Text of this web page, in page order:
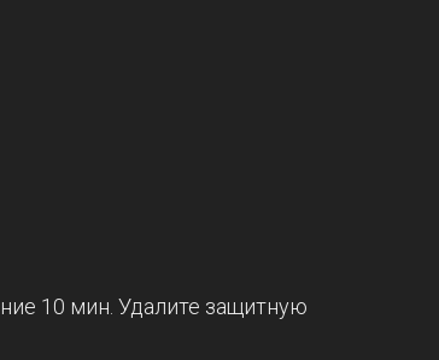
10 мин. Удалите защитную